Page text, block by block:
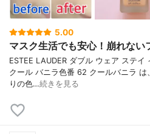
5.00
マスク生活でも安心！崩れない
ESTEE LAUDER ダブル ウェア ステ
クール バニラ色番 62 クールバニラ は
りの色…続きを見る